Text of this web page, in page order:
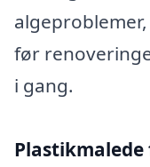
før
i gang.
Plastikmalede